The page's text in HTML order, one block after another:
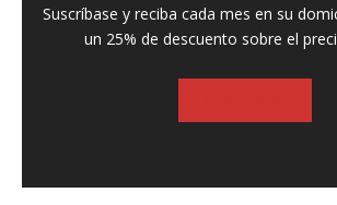
Suscríbase y reciba cada mes en su
un 25% de descuento sobre el